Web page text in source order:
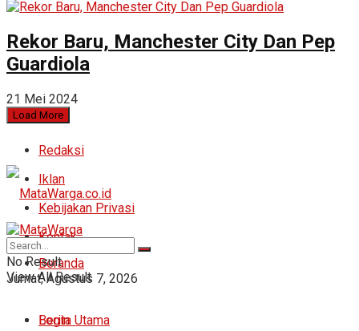
Rekor Baru, Manchester City Dan Pep
Guardiola
21 Mei 2024
Load More
Redaksi
Iklan
Kebijakan Privasi
Kontak
Jumat, Agustus 7, 2026
Login
Beranda
Berita Utama
No Result
View All Result